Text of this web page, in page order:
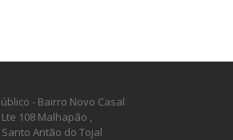
- Bairro Novo Casal
108 Malhapão ,
Santo Antão do Tojal